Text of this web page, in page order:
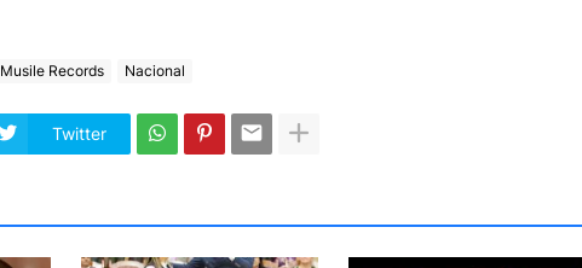
Musile Records Nacional
Twitter